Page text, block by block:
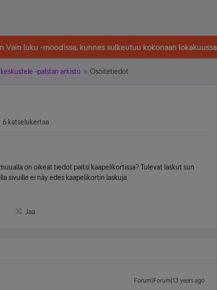
Vain luku -moodissa, kunnes sulkeutuu kokonaan lokakuussa
keskustele -palstan arkisto Osoitetiedot
6 katselukertaa
on oikeat tiedot paitsi kaapelikortissa? Tulevat laskut sun
sivuille ei näy edes kaapelikortin laskuja.
Jaa
Forum|Forum|13 years ago